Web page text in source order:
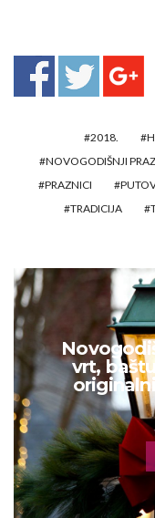
2018.
NOVOGODIŠNJI
PRAZNICI
TRADICIJA
vrt,